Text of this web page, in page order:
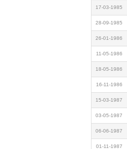
17-03-1985
28-09-1985
26-01-1986
11-05-1986
18-05-1986
16-11-1986
15-03-1987
03-05-1987
06-06-1987
01-11-1987